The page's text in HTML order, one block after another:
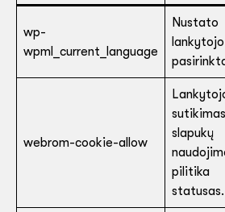
wp-
wpml_current_language
Nustato
lankytojo
webrom-cookie-allow
slapukų
pilitika
statusas.